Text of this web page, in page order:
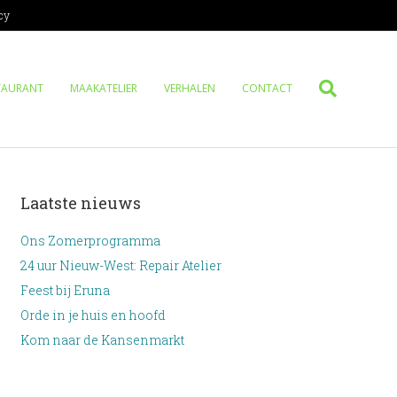
MAAKATELIER VERHALEN CONTACT
Laatste nieuws
Ons Zomerprogramma
24 uur Nieuw-West: Repair Atelier
Feest bij Eruna
Orde in je huis en hoofd
Kom naar de Kansenmarkt